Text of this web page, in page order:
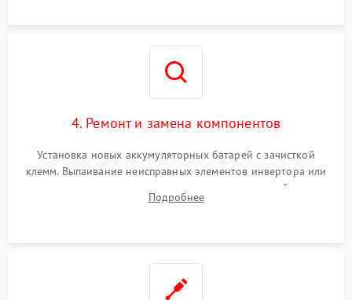
4. Ремонт и замена компонентов
Установка новых аккумуляторных батарей с зачисткой
клемм. Выпаивание неисправных элементов инвертора или
цепи зарядки и монтаж новых радиодеталей.
Восстановление поврежденных токоведущих дорожек и
Подробнее